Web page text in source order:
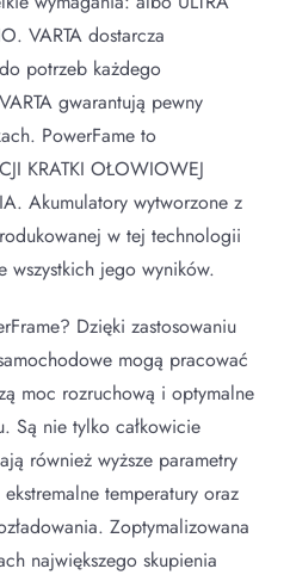
VARTA dostarcza
potrzeb każdego
gwarantują pewny
PowerFame to
KRATKI OŁOWIOWEJ
Akumulatory wytworzone z
w tej technologii
jego wyników.
Dzięki zastosowaniu
mogą pracować
moc rozruchową i optymalne
Są nie tylko całkowicie
również wyższe parametry
temperatury oraz
Zoptymalizowana
największego skupienia